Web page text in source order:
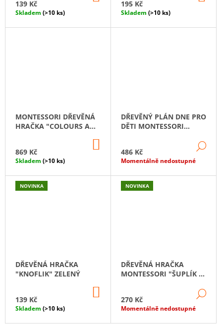
139 Kč
Skladem (>10 ks)
195 Kč
Skladem (>10 ks)
MONTESSORI DŘEVĚNÁ
HRAČKA "COLOURS AND
869 Kč
KOŠÍKU
Skladem (>10 ks)
DŘEVĚNÝ PLÁN DNE PRO
DĚTI MONTESSORI
486 Kč
Momentálně nedostupné
NOVINKA
DŘEVĚNÁ HRAČKA
"KNOFLIK" ZELENÝ
139 Kč KOŠÍKU
Skladem (>10 ks)
NOVINKA
DŘEVĚNÁ HRAČKA
MONTESSORI "ŠUPLÍK S
270 Kč
Momentálně nedostupné